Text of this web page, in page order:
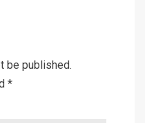
be published.
*